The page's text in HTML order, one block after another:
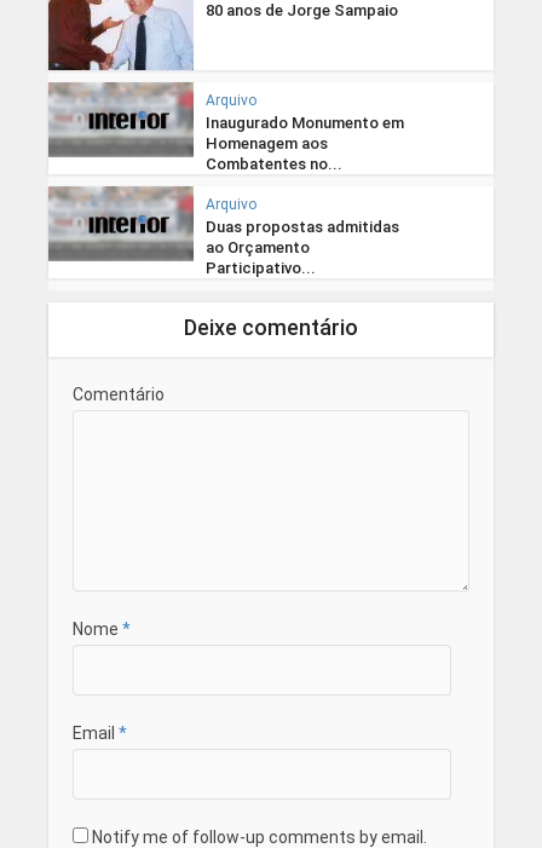
80 anos de Jorge Sampaio
Arquivo
Inaugurado Monumento em
Homenagem aos
Combatentes no...
Arquivo
Duas propostas admitidas
ao Orçamento
Participativo...
Deixe comentário
Comentário
Nome *
Email *
Notify me of follow-up comments by email.